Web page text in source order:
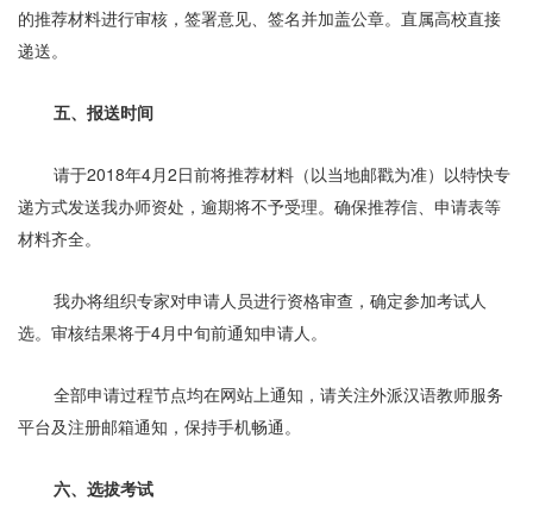
的推荐材料进行审核，签署意见、签名并加盖公章。直属高校直接
递送。
五、报送时间
请于2018年4月2日前将推荐材料（以当地邮戳为准）以特快专
递方式发送我办师资处，逾期将不予受理。确保推荐信、申请表等
材料齐全。
我办将组织专家对申请人员进行资格审查，确定参加考试人
选。审核结果将于4月中旬前通知申请人。
全部申请过程节点均在网站上通知，请关注外派汉语教师服务
平台及注册邮箱通知，保持手机畅通。
六、选拔考试